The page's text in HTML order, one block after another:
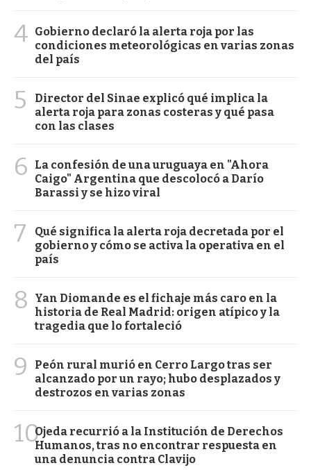
4 Gobierno declaró la alerta roja por las
condiciones meteorológicas en varias zonas
del país
5
Director del Sinae explicó qué implica la
alerta roja para zonas costeras y qué pasa
con las clases
6
La confesión de una uruguaya en "Ahora
Caigo" Argentina que descolocó a Darío
Barassi y se hizo viral
7
Qué significa la alerta roja decretada por el
gobierno y cómo se activa la operativa en el
país
8
Yan Diomande es el fichaje más caro en la
historia de Real Madrid: origen atípico y la
tragedia que lo fortaleció
9
Peón rural murió en Cerro Largo tras ser
alcanzado por un rayo; hubo desplazados y
destrozos en varias zonas
10Ojeda recurrió a la Institución de Derechos
Humanos, tras no encontrar respuesta en
una denuncia contra Clavijo